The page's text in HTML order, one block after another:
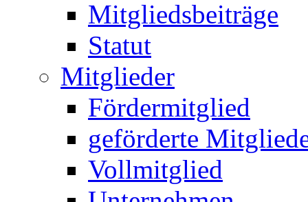
Mitgliedsbeiträge
Statut
Mitglieder
Fördermitglied
geförderte
Vollmitglied